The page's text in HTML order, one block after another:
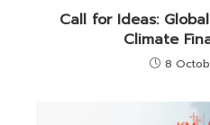
Call for Ideas:
Climate
8